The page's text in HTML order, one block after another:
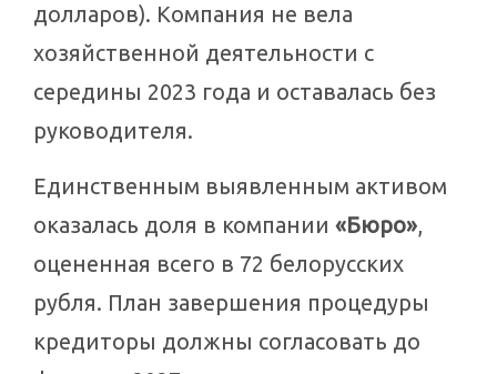
долларов). Компания не вела
хозяйственной деятельности с
середины 2023 года и оставалась без
руководителя.
Единственным выявленным активом
оказалась доля в компании «Бюро»,
оцененная всего в 72 белорусских
рубля. План завершения процедуры
кредиторы должны согласовать до